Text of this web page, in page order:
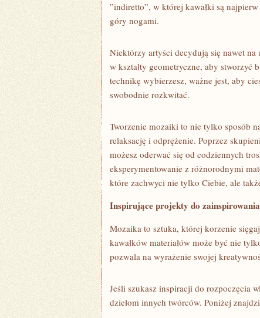
⁤”indiretto”, w ‌której kawałki są
góry nogami.
Niektórzy artyści decydują się nawet na
w kształty geometryczne, aby
technikę wybierzesz, ważne jest, aby
swobodnie⁤ rozkwitać.
Tworzenie mozaiki ⁤to nie tylko ‌sposób
relaksację i odprężenie. Poprzez
‍możesz oderwać się od codziennych‍
eksperymentowanie z różnorodnymi
które zachwyci nie tylko Ciebie, ale
Inspirujące projekty do
Mozaika to sztuka, której korzenie
kawałków materiałów może‍ być nie
pozwala​ na wyrażenie swojej
Jeśli szukasz inspiracji do⁢ rozpoczęcia‌
dziełom innych twórców.⁣ Poniżej